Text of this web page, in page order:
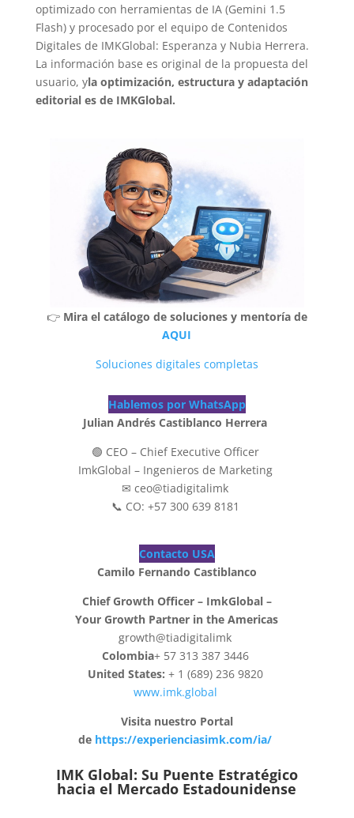
optimizado con herramientas de IA (Gemini 1.5
Flash) y procesado por el equipo de Contenidos
Digitales de IMKGlobal: Esperanza y Nubia Herrera.
La información base es original de la propuesta del
usuario, yla optimización, estructura y adaptación
editorial es de IMKGlobal.
👉 Mira el catálogo de soluciones y mentoría de
AQUI
Soluciones digitales completas
Hablemos por WhatsApp
Julian Andrés Castiblanco Herrera
🟢 CEO – Chief Executive Officer
ImkGlobal – Ingenieros de Marketing
✉ ceo@tiadigitalimk
📞 CO: +57 300 639 8181
Contacto USA
Camilo Fernando Castiblanco
Chief Growth Officer – ImkGlobal –
Your Growth Partner in the Americas
growth@tiadigitalimk
Colombia+ 57 313 387 3446
United States: + 1 (689) 236 9820
www.imk.global
Visita nuestro Portal
de https://experienciasimk.com/ia/
IMK Global: Su Puente Estratégico
hacia el Mercado Estadounidense